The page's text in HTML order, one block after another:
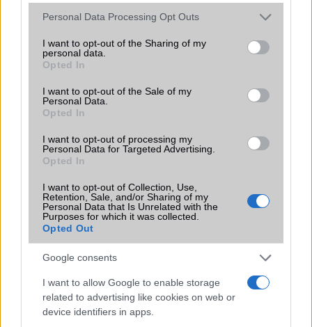
Please note that this website/app uses one or more Google
not limited to your visit or usage behaviour. You may click to
grant or deny consent to Google and its third-party tags to
use your data for below specified purposes in below Google
consent section.
Personal Data Processing Opt Outs
I want to opt-out of the Sharing of my
personal data.
Opted In
I want to opt-out of the Sale of my
Personal Data.
Opted In
I want to opt-out of processing my
Personal Data for Targeted Advertising.
Opted In
I want to opt-out of Collection, Use,
Retention, Sale, and/or Sharing of my
Personal Data that Is Unrelated with the
Purposes for which it was collected.
Opted Out
Google consents
I want to allow Google to enable storage
related to advertising like cookies on web or
device identifiers in apps.
Ez a rejtett Samsung funkció teljesen
megváltoztatja a mobilhasználatot –
sokan mégsem tudnak róla
2026.07.12
jelentősen felgyorsítja a mindennapi használatot,
miközben a Pixel telefonokból továbbra is hiányzik.
KAPCSOLÓDÓ HÍREK
Az iPhone 17, Air, Pro és Pro Max igazán szedett-vedett
társaságnak tűnik
Akkuteszt: hatalmas különbség az iPhone Air és a 17 Pro
Max között